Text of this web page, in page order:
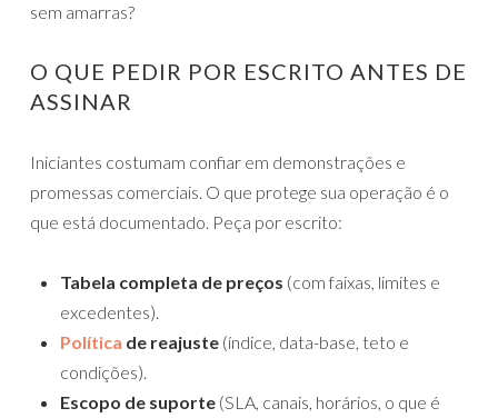
sem amarras?
O QUE PEDIR POR ESCRITO ANTES DE
ASSINAR
Iniciantes costumam confiar em demonstrações e
promessas comerciais. O que protege sua operação é o
que está documentado. Peça por escrito:
Tabela completa de preços (com faixas, limites e
excedentes).
Política de reajuste (índice, data-base, teto e
condições).
Escopo de suporte (SLA, canais, horários, o que é